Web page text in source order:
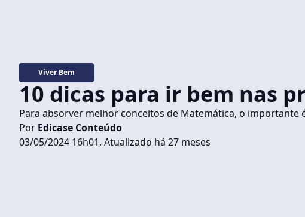
Viver Bem
10 dicas para ir bem nas
Para absorver melhor conceitos de Matemática, o
Por Edicase Conteúdo
03/05/2024 16h01, Atualizado há 27 meses